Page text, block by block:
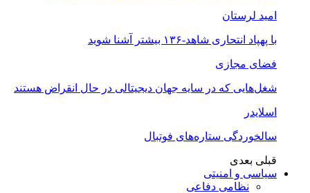
امید لرستان
با پهپاد انتحاری شاهد-۱۳۶ بیشتر آشنا شوید
فضای مجازی
شغل‌‌هایی که در سایه جهان دیجیتالی در حال انقراض هستند
اسلایدر
سالخوردگی ستاره‌های فوتبال
قبلی بعدی
سیاسی و امنیتی
نظامی دفاعی